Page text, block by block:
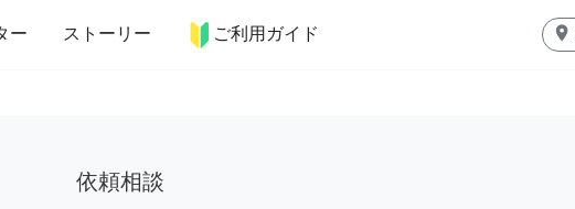
ー ストーリー ご利用ガイド place
趣味・習い事 ペット 料理
依頼相談